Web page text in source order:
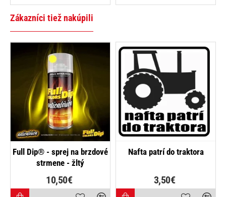
Zákazníci tiež nakúpili
Full Dip® - sprej na brzdové
strmene - žltý
10,50€
Nafta patrí do traktora
3,50€